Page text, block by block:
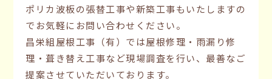
ポリカ波板の張替工事や新築工事もいたしますの
でお気軽にお問い合わせください。
昌栄組屋根工事（有）では屋根修理・雨漏り修
理・葺き替え工事など現場調査を行い、最善なご
提案させていただいております。